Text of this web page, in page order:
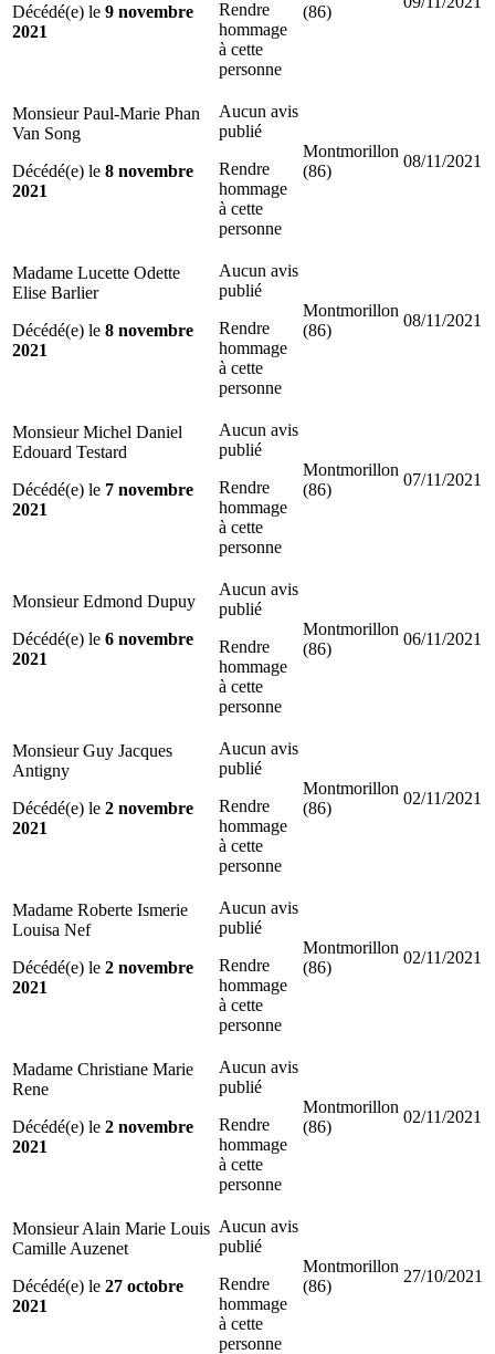
Décédé(e) le 9 novembre
2021
Rendre
hommage
à cette
personne
(86)
Monsieur Paul-Marie Phan
Van Song
Décédé(e) le 8 novembre
2021
Aucun avis
publié
Rendre
hommage
à cette
personne
Montmorillon
(86)
08/11/2021
Madame Lucette Odette
Elise Barlier
Décédé(e) le 8 novembre
2021
Aucun avis
publié
Rendre
hommage
à cette
personne
Montmorillon
(86)
08/11/2021
Monsieur Michel Daniel
Edouard Testard
Décédé(e) le 7 novembre
2021
Aucun avis
publié
Rendre
hommage
à cette
personne
Montmorillon
(86)
07/11/2021
Monsieur Edmond Dupuy
Décédé(e) le 6 novembre
2021
Aucun avis
publié
Rendre
hommage
à cette
personne
Montmorillon
(86)
06/11/2021
Monsieur Guy Jacques
Antigny
Décédé(e) le 2 novembre
2021
Aucun avis
publié
Rendre
hommage
à cette
personne
Montmorillon
(86)
02/11/2021
Madame Roberte Ismerie
Louisa Nef
Décédé(e) le 2 novembre
2021
Aucun avis
publié
Rendre
hommage
à cette
personne
Montmorillon
(86)
02/11/2021
Madame Christiane Marie
Rene
Décédé(e) le 2 novembre
2021
Aucun avis
publié
Rendre
hommage
à cette
personne
Montmorillon
(86)
02/11/2021
Monsieur Alain Marie Louis
Camille Auzenet
Décédé(e) le 27 octobre
2021
Aucun avis
publié
Rendre
hommage
à cette
personne
Montmorillon
(86)
27/10/2021